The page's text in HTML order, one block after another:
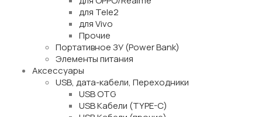
для Tele2
для Vivo
Прочие
Портативное ЗУ (Power Bank)
Элементы питания
Аксессуары
USB, дата-кабели, Переходники
USB OTG
USB Кабели (TYPE-C)